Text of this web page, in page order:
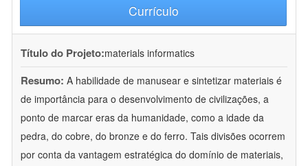
Currículo
Título do Projeto:materials informatics
Resumo: A habilidade de manusear e sintetizar materiais é
de importância para o desenvolvimento de civilizações, a
ponto de marcar eras da humanidade, como a idade da
pedra, do cobre, do bronze e do ferro. Tais divisões ocorrem
por conta da vantagem estratégica do domínio de materiais,